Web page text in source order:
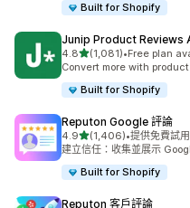
Built for Shopify
Junip Product Reviews
4.8滿分 5 顆星
(1,081)
共有 1081 則評價
•Free plan
Convert more with
Built for Shopify
Reputon Google 評論
4.9滿分 5 顆星
(1,406)
共有 1406 則評價
•提供免費試用
建立信任：收集並展示
Built for Shopify
Reputon 客戶評論